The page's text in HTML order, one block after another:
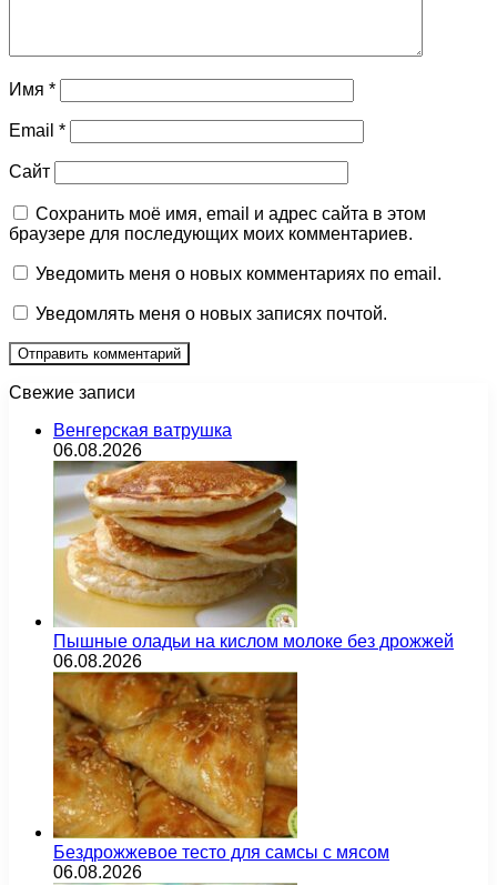
Имя *
Email *
Сайт
Сохранить моё имя, email и адрес сайта в этом
браузере для последующих моих комментариев.
Уведомить меня о новых комментариях по email.
Уведомлять меня о новых записях почтой.
Свежие записи
Венгерская ватрушка
06.08.2026
Пышные оладьи на кислом молоке без дрожжей
06.08.2026
Бездрожжевое тесто для самсы с мясом
06.08.2026